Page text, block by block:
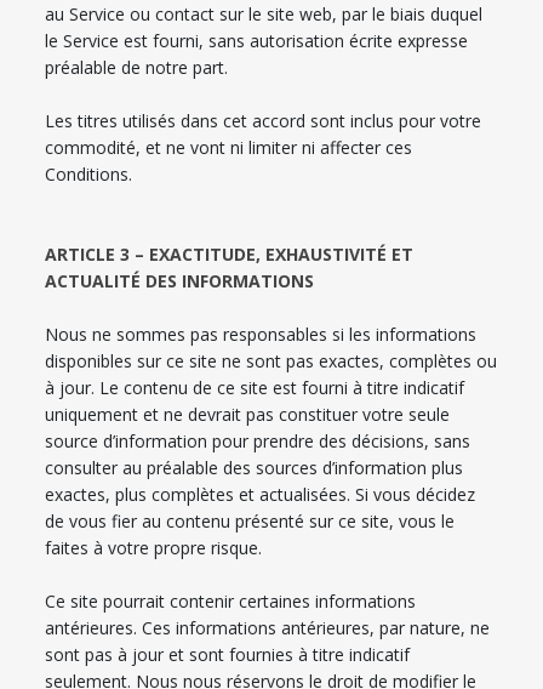
au Service ou contact sur le site web, par le biais duquel
le Service est fourni, sans autorisation écrite expresse
préalable de notre part.
Les titres utilisés dans cet accord sont inclus pour votre
commodité, et ne vont ni limiter ni affecter ces
Conditions.
ARTICLE 3 – EXACTITUDE, EXHAUSTIVITÉ ET
ACTUALITÉ DES INFORMATIONS
Nous ne sommes pas responsables si les informations
disponibles sur ce site ne sont pas exactes, complètes ou
à jour. Le contenu de ce site est fourni à titre indicatif
uniquement et ne devrait pas constituer votre seule
source d’information pour prendre des décisions, sans
consulter au préalable des sources d’information plus
exactes, plus complètes et actualisées. Si vous décidez
de vous fier au contenu présenté sur ce site, vous le
faites à votre propre risque.
Ce site pourrait contenir certaines informations
antérieures. Ces informations antérieures, par nature, ne
sont pas à jour et sont fournies à titre indicatif
seulement. Nous nous réservons le droit de modifier le